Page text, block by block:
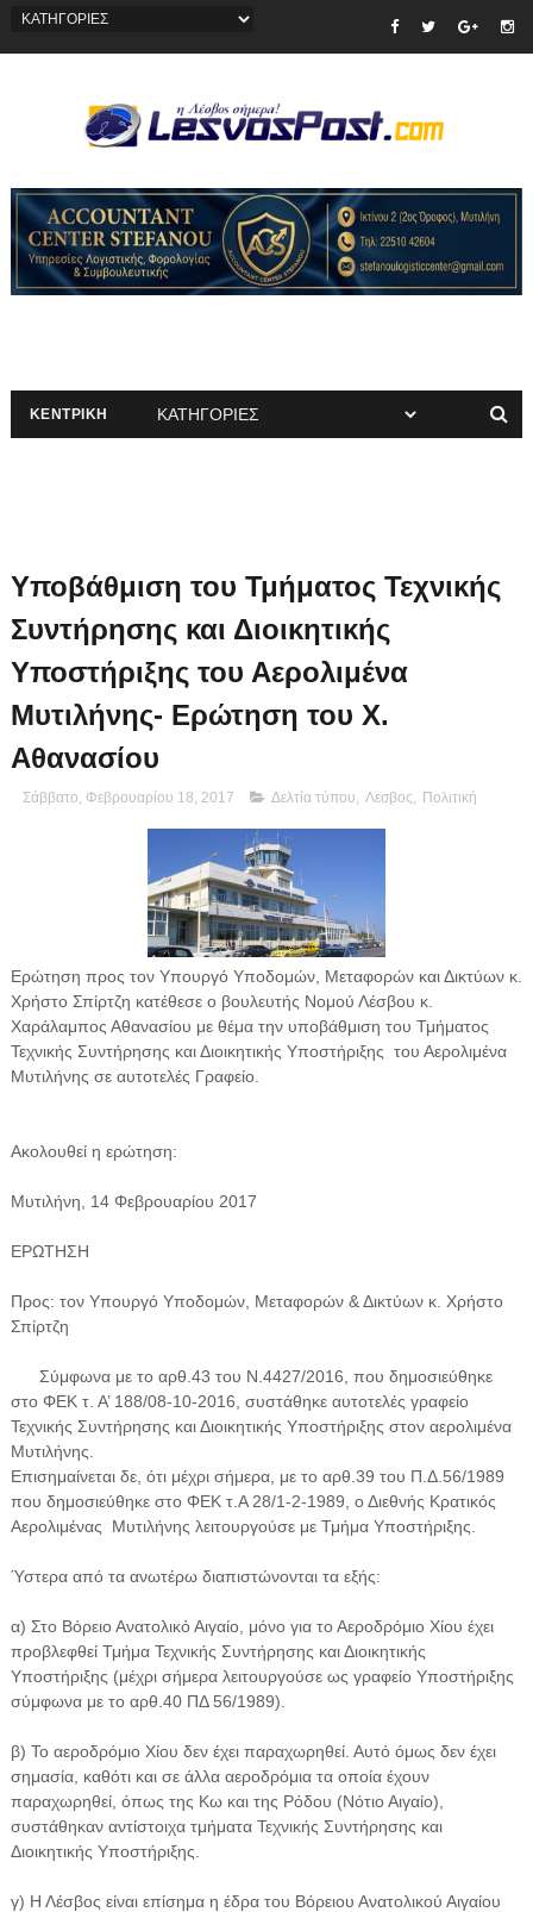
ΚΕΝΤΡΙΚΗ
Υποβάθμιση του Τμήματος Τεχνικής
Συντήρησης και Διοικητικής
Υποστήριξης του Αερολιμένα
Μυτιλήνης- Ερώτηση του Χ.
Αθανασίου
Σάββατο, Φεβρουαρίου 18, 2017 Δελτία τύπου Λεσβος Πολιτική
Ερώτηση προς τον Υπουργό Υποδομών, Μεταφορών και Δικτύων κ.
Χρήστο Σπίρτζη κατέθεσε ο βουλευτής Νομού Λέσβου κ.
Χαράλαμπος Αθανασίου με θέμα την υποβάθμιση του Τμήματος
Τεχνικής Συντήρησης και Διοικητικής Υποστήριξης του Αερολιμένα
Μυτιλήνης σε αυτοτελές Γραφείο.
Ακολουθεί η ερώτηση:
Μυτιλήνη, 14 Φεβρουαρίου 2017
ΕΡΩΤΗΣΗ
Προς: τον Υπουργό Υποδομών, Μεταφορών & Δικτύων κ. Χρήστο
Σπίρτζη
Σύμφωνα με το αρθ.43 του Ν.4427/2016, που δημοσιεύθηκε
στο ΦΕΚ τ. Α’ 188/08-10-2016, συστάθηκε αυτοτελές γραφείο
Τεχνικής Συντήρησης και Διοικητικής Υποστήριξης στον αερολιμένα
Μυτιλήνης.
Επισημαίνεται δε, ότι μέχρι σήμερα, με το αρθ.39 του Π.Δ.56/1989
που δημοσιεύθηκε στο ΦΕΚ τ.Α 28/1-2-1989, ο Διεθνής Κρατικός
Αερολιμένας Μυτιλήνης λειτουργούσε με Τμήμα Υποστήριξης.
Ύστερα από τα ανωτέρω διαπιστώνονται τα εξής:
α) Στο Βόρειο Ανατολικό Αιγαίο, μόνο για το Αεροδρόμιο Χίου έχει
προβλεφθεί Τμήμα Τεχνικής Συντήρησης και Διοικητικής
Υποστήριξης (μέχρι σήμερα λειτουργούσε ως γραφείο Υποστήριξης
σύμφωνα με το αρθ.40 ΠΔ 56/1989).
β) Το αεροδρόμιο Χίου δεν έχει παραχωρηθεί. Αυτό όμως δεν έχει
σημασία, καθότι και σε άλλα αεροδρόμια τα οποία έχουν
παραχωρηθεί, όπως της Κω και της Ρόδου (Νότιο Αιγαίο),
συστάθηκαν αντίστοιχα τμήματα Τεχνικής Συντήρησης και
Διοικητικής Υποστήριξης.
γ) Η Λέσβος είναι επίσημα η έδρα του Βόρειου Ανατολικού Αιγαίου